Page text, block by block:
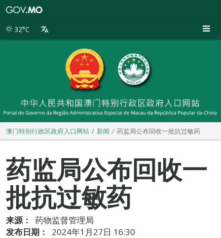
别
32°C
澳门特别行政区政府入口网站 新闻 药监局公布回收一批抗过敏药
药监局公布回收一
批抗过敏药
来源：
药物监督管理局
发布日期：
2024年1月27日 16:30